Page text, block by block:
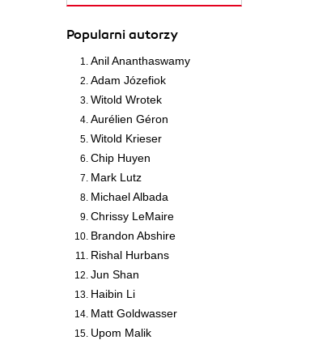
Popularni autorzy
Anil Ananthaswamy
Adam Józefiok
Witold Wrotek
Aurélien Géron
Witold Krieser
Chip Huyen
Mark Lutz
Michael Albada
Chrissy LeMaire
Brandon Abshire
Rishal Hurbans
Jun Shan
Haibin Li
Matt Goldwasser
Upom Malik